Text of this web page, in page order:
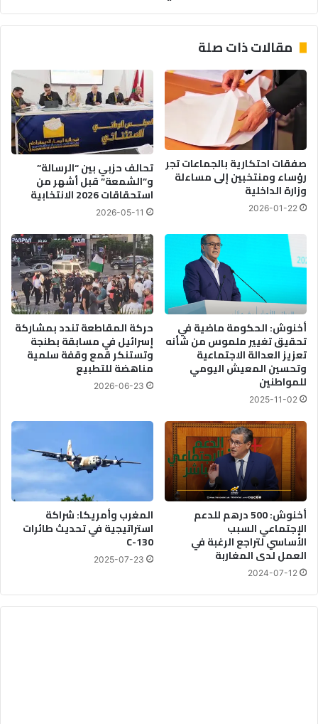
مقالات ذات صلة
صفقات احتكارية بالجماعات تجر
رؤساء ومنتخبين إلى مساءلة
وزارة الداخلية
2026-01-22
تحالف حزبي بين “الرسالة”
و”الشمعة” قبل أشهر من
استحقاقات 2026 الانتخابية
2026-05-11
أخنوش: الحكومة ماضية في
تحقيق تغيير ملموس من شأنه
تعزيز العدالة الاجتماعية
وتحسين المعيش اليومي
للمواطنين
2025-11-02
حركة المقاطعة تندد بمشاركة
إسرائيل في مسابقة بطنجة
وتستنكر قمع وقفة سلمية
مناهضة للتطبيع
2026-06-23
أخنوش: 500 درهم للدعم
الإجتماعي السبب
الأساسي لتراجع الرغبة في
العمل لدى المغاربة
2024-07-12
المغرب وأمريكا: شراكة
استراتيجية في تحديث طائرات
C-130
2025-07-23